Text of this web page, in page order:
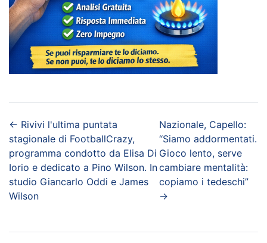
← Rivivi l'ultima puntata
stagionale di FootballCrazy,
programma condotto da Elisa Di
Iorio e dedicato a Pino Wilson. In
studio Giancarlo Oddi e James
Wilson
Nazionale, Capello:
“Siamo addormentati.
Gioco lento, serve
cambiare mentalità:
copiamo i tedeschi”
→